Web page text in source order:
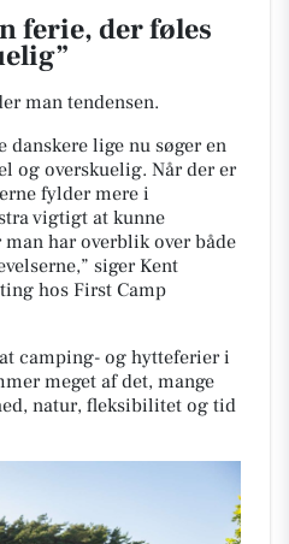
ferie, der føles
man tendensen.
danskere lige nu søger en
og overskuelig. Når der er
fylder mere i
vigtigt at kunne
har overblik over både
siger Kent
hos First Camp
camping- og hytteferier i
meget af det, mange
natur, fleksibilitet og tid